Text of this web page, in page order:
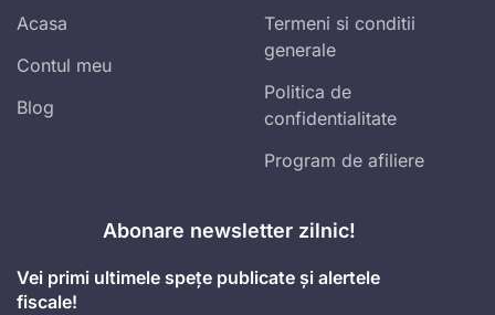
Acasa
Contul meu
Blog
Termeni si conditii
generale
Politica de
confidentialitate
Program de afiliere
Abonare newsletter zilnic!
Vei primi ultimele spețe publicate și alertele
fiscale!